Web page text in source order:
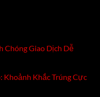
Chóng Giao Dịch Dễ
Khoảnh Khắc Trúng Cực